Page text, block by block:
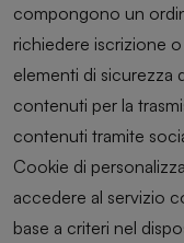
compongono un
richiedere iscrizione
elementi di sicurezza
contenuti per la
contenuti tramite
Cookie di
accedere al servizio
base a criteri nel